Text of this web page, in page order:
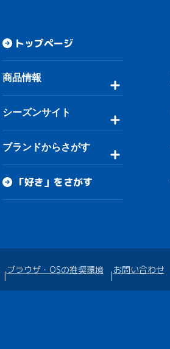
トップページ
商品情報
シーズンサイト
ブランドからさがす
「好き」をさがす
ブラウザ・OSの推奨環境 お問い合わせ